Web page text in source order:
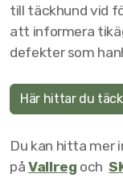
till täckhund vid
att informera
defekter som
Här hittar du
Du kan hitta mer
på Vallreg och
Hälsa
RAS
Working